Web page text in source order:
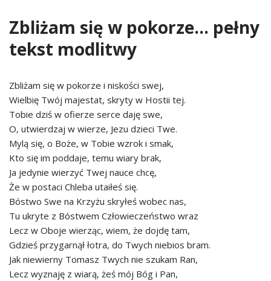
Zbliżam się w pokorze… pełny
tekst modlitwy
Zbliżam się w pokorze i niskości swej,
Wielbię Twój majestat, skryty w Hostii tej.
Tobie dziś w ofierze serce daję swe,
O, utwierdzaj w wierze, Jezu dzieci Twe.
Mylą się, o Boże, w Tobie wzrok i smak,
Kto się im poddaje, temu wiary brak,
Ja jedynie wierzyć Twej nauce chcę,
Że w postaci Chleba utaiłeś się.
Bóstwo Swe na Krzyżu skryłeś wobec nas,
Tu ukryte z Bóstwem Człowieczeństwo wraz
Lecz w Oboje wierząc, wiem, że dojdę tam,
Gdzieś przygarnął łotra, do Twych niebios bram.
Jak niewierny Tomasz Twych nie szukam Ran,
Lecz wyznaję z wiarą, żeś mój Bóg i Pan,